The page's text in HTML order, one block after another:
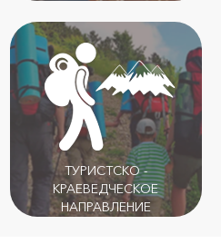
ТУРИСТСКО -
КРАЕВЕДЧЕСКОЕ
НАПРАВЛЕНИЕ